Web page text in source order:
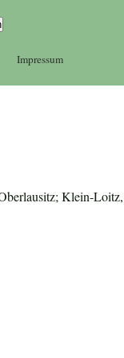
Impressum
Klein-